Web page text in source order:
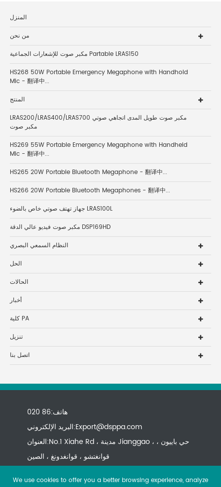
المنزل
من نحن
مكبر صوت للإشعارات الجماعية Partable LRAS150
HS268 50W Portable Emergency Megaphone with Handhold
Mic - 翻译中...
المنتج
LRAS200/LRAS400/LRAS700 مكبر صوت طويل المدى اتجاهي صوتي
مكبر صوت
HS269 55W Portable Emergency Megaphone with Handheld
Mic - 翻译中...
HS265 20W Portable Bluetooth Megaphone - 翻译中...
HS266 20W Portable Bluetooth Megaphones - 翻译中...
جهاز تهتف صوتي خاص بالضوء LRAS100L
مكبر صوت فيديو عالي الدقة DSP169HD
النظام السمعي البصري
الحل
الحالات
أخبار
كلية PA
تنزيل
اتصل بنا
هاتف:86 020
البريد الإلكتروني:Export@dsppa.com
العنوان:No.1 Xiahe Rd ، مدينة Jianggao ، حي باييون ،
قوانغتشو ، قوانغدونغ ، الصين
We use cookies to offer you a better browsing experience, analyze